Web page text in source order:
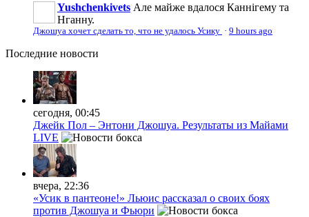
Yushchenkivets Але майже вдалося Каннігему та
Нганну.
Джошуа хочет сделать то, что не удалось Усику · 9 hours ago
Последние новости
сегодня, 00:45
Джейк Пол – Энтони Джошуа. Результаты из Майами
LIVE
вчера, 22:36
«Усик в пантеоне!» Льюис рассказал о своих боях
против Джошуа и Фьюри